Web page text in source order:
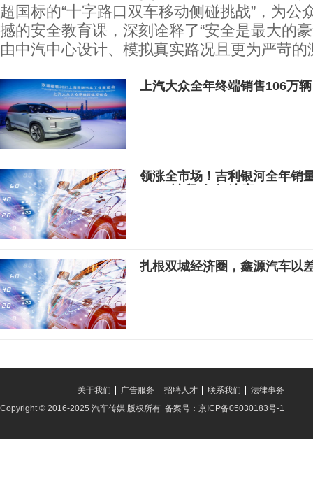
超国标的“十字路口双车移动侧碰挑战”，为公
撼的安全教育课，深刻诠释了“安全是最大的
由中汽中心设计、模拟真实路况且更为严苛
上汽大众全年终端销售106万辆
领涨全市场！吉利银河全年销
扎根双城经济圈，鑫源汽车以
法律事务
联系我们
招聘人才
广告服务
关于我们
Copyright © 2016-2025 汽车传媒 版权所有 备案号：京ICP备05030183号-1